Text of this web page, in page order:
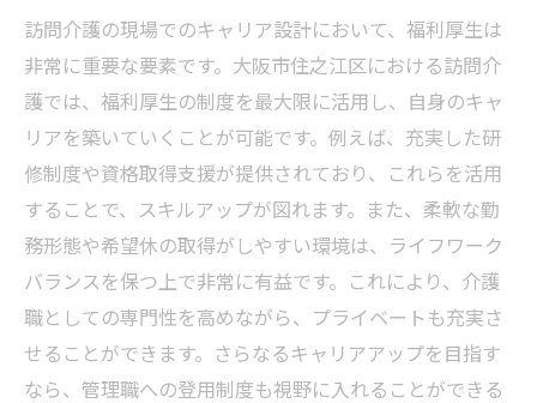
訪問介護の現場でのキャリア設計において、福利厚生は
非常に重要な要素です。大阪市住之江区における訪問介
護では、福利厚生の制度を最大限に活用し、自身のキャ
リアを築いていくことが可能です。例えば、充実した研
修制度や資格取得支援が提供されており、これらを活用
することで、スキルアップが図れます。また、柔軟な勤
務形態や希望休の取得がしやすい環境は、ライフワーク
バランスを保つ上で非常に有益です。これにより、介護
職としての専門性を高めながら、プライベートも充実さ
せることができます。さらなるキャリアアップを目指す
なら、管理職への登用制度も視野に入れることができる